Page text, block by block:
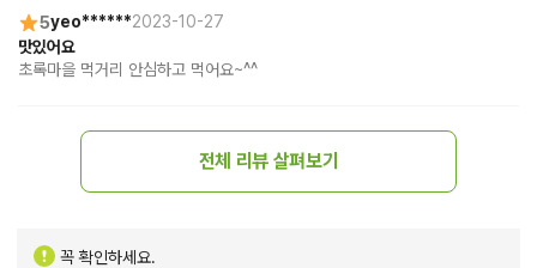
5yeo******2023-10-27
맛있어요
초록마을 먹거리 안심하고 먹어요~^^
전체 리뷰 살펴보기
꼭 확인하세요.